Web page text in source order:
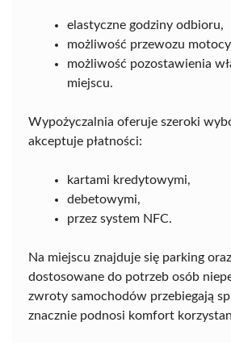
elastyczne godziny odbioru,
możliwość przewozu
możliwość pozostawienia
miejscu.
Wypożyczalnia oferuje szeroki
akceptuje płatności:
kartami kredytowymi,
debetowymi,
przez system NFC.
Na miejscu znajduje się parking
dostosowane do potrzeb osób
zwroty samochodów przebiegają
znacznie podnosi komfort